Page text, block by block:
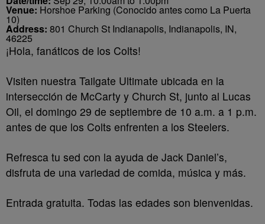
Venue: Horshoe Parking (Conocido antes como La Puerta
10)
Address: 801 Church St Indianapolis, Indianapolis, IN,
46225
¡Hola, fanáticos de los Colts!
Visiten nuestra Tailgate Ultimate ubicada en la
intersección de McCarty y Church St, junto al Lucas
Oil, el domingo 29 de septiembre de 10 a.m. a 1 p.m.
antes de que los Colts enfrenten a los Steelers.
Refresca tu sed con la ayuda de Jack Daniel’s,
disfruta de una variedad de comida, música y más.
Entrada gratuita. Todas las edades son bienvenidas.